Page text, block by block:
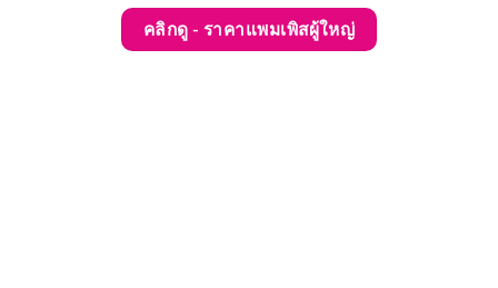
คลิกดู - ราคาแพมเพิสผู้ใหญ่